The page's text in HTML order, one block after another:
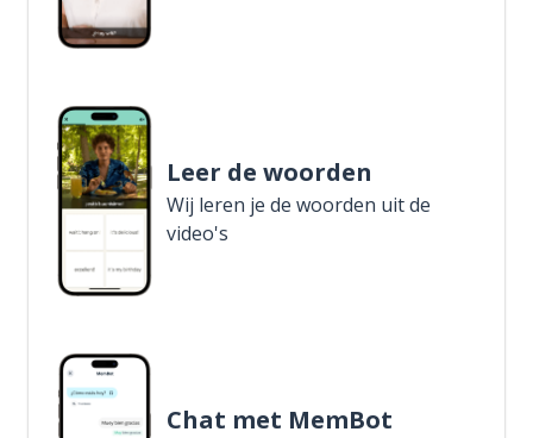
Leer de woorden
Wij leren je de woorden uit de
video's
Chat met MemBot